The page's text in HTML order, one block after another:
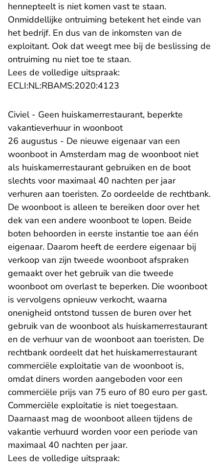
hennepteelt is niet komen vast te staan.
Onmiddellijke ontruiming betekent het einde van
het bedrijf. En dus van de inkomsten van de
exploitant. Ook dat weegt mee bij de beslissing de
ontruiming nu niet toe te staan.
Lees de volledige uitspraak:
ECLI:NL:RBAMS:2020:4123
Civiel - Geen huiskamerrestaurant, beperkte
vakantieverhuur in woonboot
26 augustus - De nieuwe eigenaar van een
woonboot in Amsterdam mag de woonboot niet
als huiskamerrestaurant gebruiken en de boot
slechts voor maximaal 40 nachten per jaar
verhuren aan toeristen. Zo oordeelde de rechtbank.
De woonboot is alleen te bereiken door over het
dek van een andere woonboot te lopen. Beide
boten behoorden in eerste instantie toe aan één
eigenaar. Daarom heeft de eerdere eigenaar bij
verkoop van zijn tweede woonboot afspraken
gemaakt over het gebruik van die tweede
woonboot om overlast te beperken. Die woonboot
is vervolgens opnieuw verkocht, waarna
onenigheid ontstond tussen de buren over het
gebruik van de woonboot als huiskamerrestaurant
en de verhuur van de woonboot aan toeristen. De
rechtbank oordeelt dat het huiskamerrestaurant
commerciële exploitatie van de woonboot is,
omdat diners worden aangeboden voor een
commerciële prijs van 75 euro of 80 euro per gast.
Commerciële exploitatie is niet toegestaan.
Daarnaast mag de woonboot alleen tijdens de
vakantie verhuurd worden voor een periode van
maximaal 40 nachten per jaar.
Lees de volledige uitspraak: